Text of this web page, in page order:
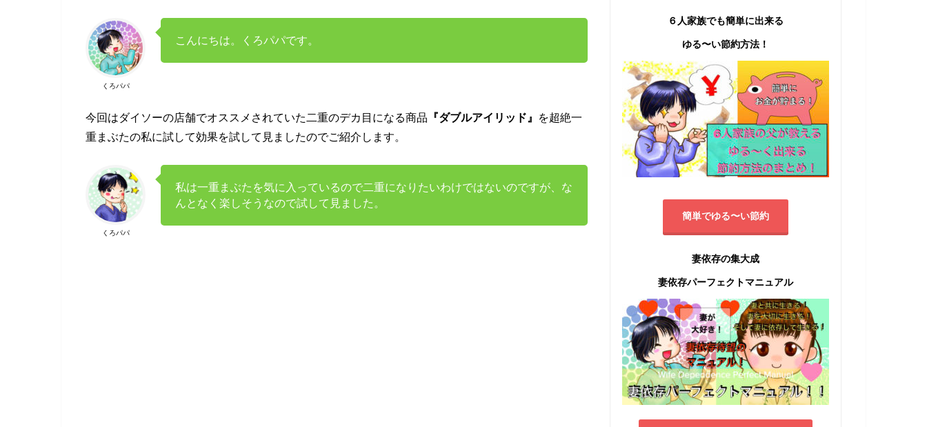
くろパパ
こんにちは。くろパパです。
今回はダイソーの店舗でオススメされていた二重のデカ目になる商品 『ダブルアイリッド』
を超絶一
重まぶたの私に試して効果を試して見ましたのでご紹介します。
くろパパ
私は一重まぶたを気に入っているので二重になりたいわけではないのですが、な
んとなく楽しそうなので試して見ました。
６人家族でも簡単に出来る
ゆる〜い節約方法！
簡単でゆる〜い節約
妻依存の集大成
妻依存パーフェクトマニュアル